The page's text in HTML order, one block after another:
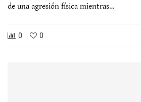
de una agresión física mientras…
0 0